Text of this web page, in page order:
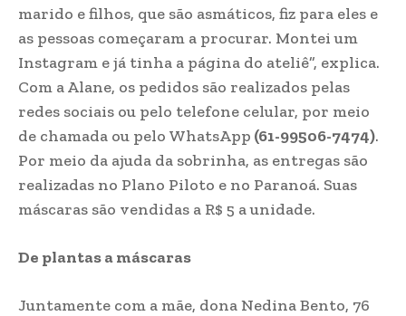
marido e filhos, que são asmáticos, fiz para eles e
as pessoas começaram a procurar. Montei um
Instagram e já tinha a página do ateliê”, explica.
Com a Alane, os pedidos são realizados pelas
redes sociais ou pelo telefone celular, por meio
de chamada ou pelo WhatsApp (61-99506-7474).
Por meio da ajuda da sobrinha, as entregas são
realizadas no Plano Piloto e no Paranoá. Suas
máscaras são vendidas a R$ 5 a unidade.
De plantas a máscaras
Juntamente com a mãe, dona Nedina Bento, 76